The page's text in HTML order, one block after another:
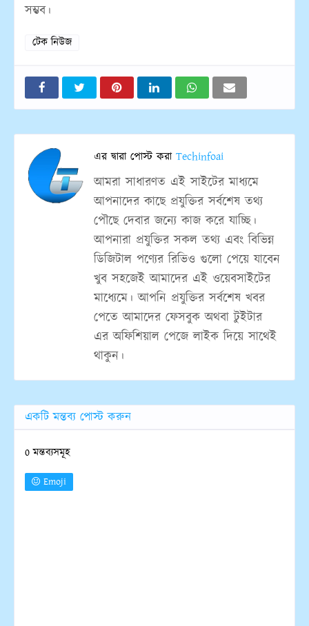
সম্ভব।
টেক নিউজ
এর দ্বারা পোস্ট করাTechinfoai
আমরা সাধারণত এই সাইটের মাধ্যমে
আপনাদের কাছে প্রযুক্তির সর্বশেষ তথ্য
পৌছে দেবার জন্যে কাজ করে যাচ্ছি।
আপনারা প্রযুক্তির সকল তথ্য এবং বিভিন্ন
ডিজিটাল পণ্যের রিভিও গুলো পেয়ে যাবেন
খুব সহজেই আমাদের এই ওয়েবসাইটের
মাধ্যেমে। আপনি প্রযুক্তির সর্বশেষ খবর
পেতে আমাদের ফেসবুক অথবা টুইটার
এর অফিশিয়াল পেজে লাইক দিয়ে সাথেই
থাকুন।
একটি মন্তব্য পোস্ট করুন
0 মন্তব্যসমূহ
Emoji